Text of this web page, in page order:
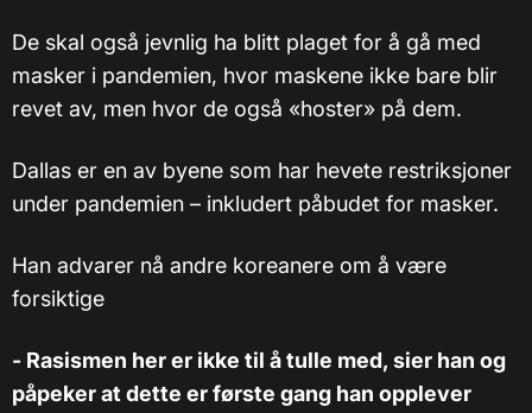
De skal også jevnlig ha blitt plaget for å gå med
masker i pandemien, hvor maskene ikke bare blir
revet av, men hvor de også «hoster» på dem.
Dallas er en av byene som har hevete restriksjoner
under pandemien – inkludert påbudet for masker.
Han advarer nå andre koreanere om å være
forsiktige
- Rasismen her er ikke til å tulle med, sier han og
påpeker at dette er første gang han opplever